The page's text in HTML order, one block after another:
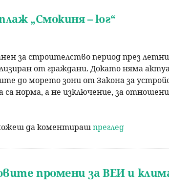
„Смокиня – юг“
за строителство период през
от граждани. Докато няма
до морето зони от Закона за
норма, а не изключение, за
да коментирашпреглед
промени за ВЕИ и